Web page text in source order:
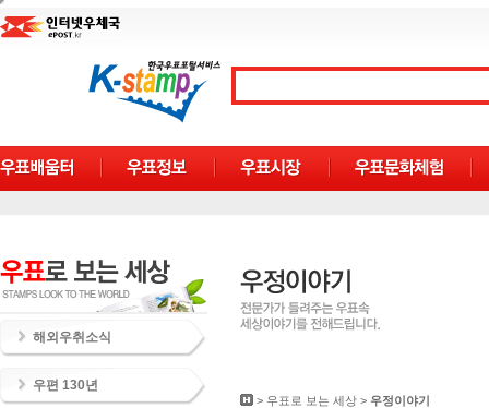
해외우취소식
우편 130년
> 우표로 보는 세상 > 우정이야기